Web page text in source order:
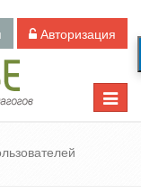
Авторизация
Toggle